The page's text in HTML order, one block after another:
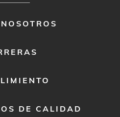
DE CALIDAD